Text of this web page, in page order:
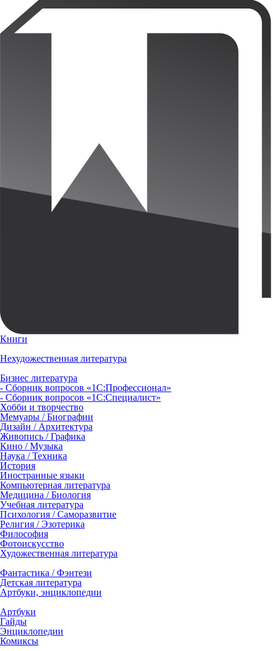
Книги
Нехудожественная литература
Бизнес литература
- Сборник вопросов «1С:Профессионал»
- Сборник вопросов «1С:Специалист»
Хобби и творчество
Мемуары / Биографии
Дизайн / Архитектура
Живопись / Графика
Кино / Музыка
Наука / Техника
История
Иностранные языки
Компьютерная литература
Медицина / Биология
Учебная литература
Психология / Саморазвитие
Религия / Эзотерика
Философия
Фотоискусство
Художественная литература
Фантастика / Фэнтези
Детская литература
Артбуки, энциклопедии
Артбуки
Гайды
Энциклопедии
Комиксы